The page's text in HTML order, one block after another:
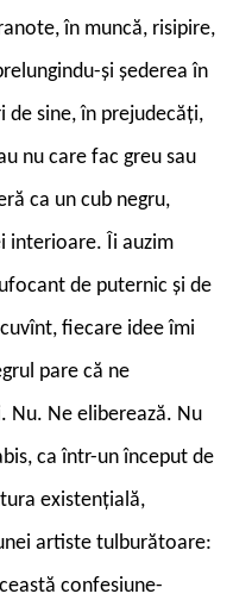
în muncă, risipire,
și șederea în
de sine, în prejudecăți,
nu care fac greu sau
ca un cub negru,
interioare. Îi auzim
de puternic și de
fiecare idee îmi
pare că ne
Nu. Ne eliberează. Nu
ca într-un început de
existențială,
artiste tulburătoare:
confesiune-